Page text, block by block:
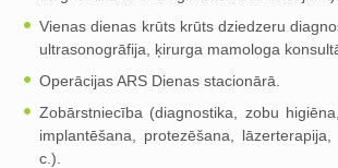
Vienas dienas krūts krūts dziedzeru
ultrasonogrāfija, ķirurga mamologa
Operācijas ARS Dienas stacionārā.
Zobārstniecība (diagnostika, zobu
implantēšana, protezēšana,
c.).